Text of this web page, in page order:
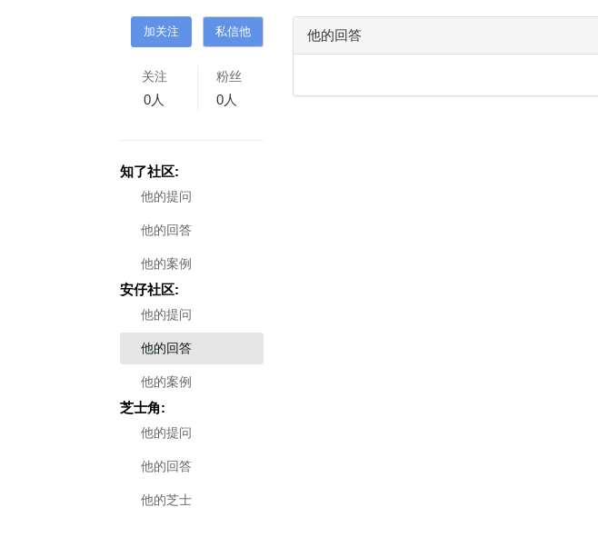
关注
0人
粉丝
0人
知了社区:
他的提问
他的回答
他的案例
安仔社区:
他的提问
他的回答
他的案例
芝士角:
他的提问
他的回答
他的芝士
他的回答